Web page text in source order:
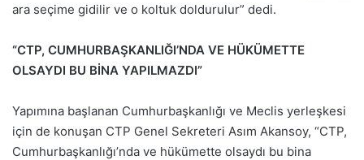
ara seçime gidilir ve o koltuk doldurulur” dedi.
“CTP, CUMHURBAŞKANLIĞI’NDA VE HÜKÜMETTE
OLSAYDI BU BİNA YAPILMAZDI”
Yapımına başlanan Cumhurbaşkanlığı ve Meclis yerleşkesi
için de konuşan CTP Genel Sekreteri Asım Akansoy, “CTP,
Cumhurbaşkanlığı’nda ve hükümette olsaydı bu bina